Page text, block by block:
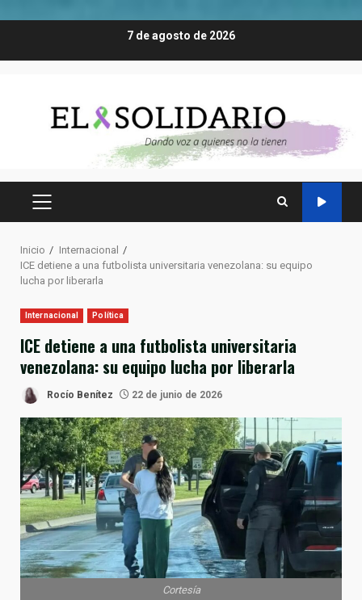
7 de agosto de 2026
MENÚ
Inicio
Internacional
ICE detiene a una futbolista universitaria venezolana: su equipo
lucha por liberarla
Internacional Política
ICE detiene a una futbolista universitaria
venezolana: su equipo lucha por liberarla
Rocío Benítez 22 de junio de 2026
Cortesía